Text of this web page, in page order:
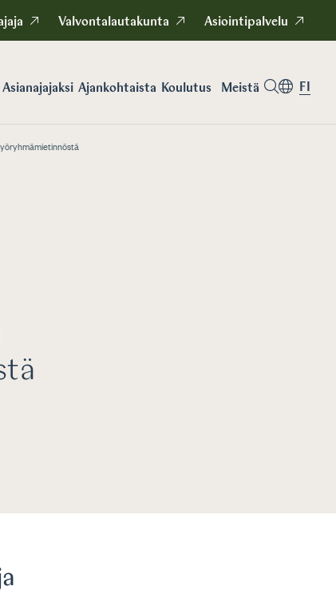
Valvontalautakunta Asiointipalvelu
Asianajajaksi Ajankohtaista Koulutus Meistä FI